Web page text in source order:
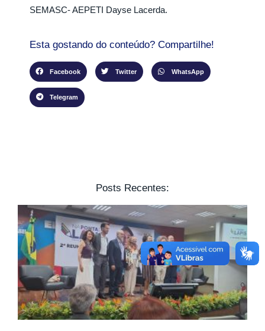
SEMASC- AEPETI Dayse Lacerda.
Esta gostando do conteúdo? Compartilhe!
Facebook Twitter WhatsApp
Telegram
Posts Recentes: